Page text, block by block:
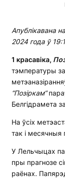
Апублікавана
2024 года ў
1 красавіка,
тэмпературы
“Позіркам”
Белгідрамета
На ўсіх
так і месячныя
У Лельчыцах
пры прагнозе
раёнах.